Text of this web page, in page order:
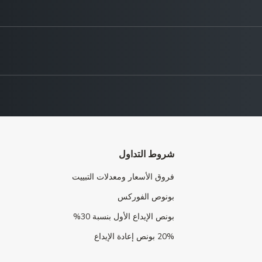
شروط التداول
فروق الأسعار ومعدلات التبييت
بونوص الفوركس
بونص الإيداع الأول بنسبة 30%
20% بونص إعادة الإيداع